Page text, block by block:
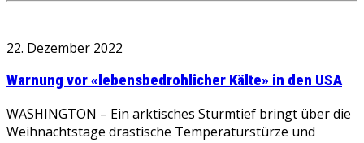
22. Dezember 2022
Warnung vor «lebensbedrohlicher Kälte» in den USA
WASHINGTON – Ein arktisches Sturmtief bringt über die
Weihnachtstage drastische Temperaturstürze und